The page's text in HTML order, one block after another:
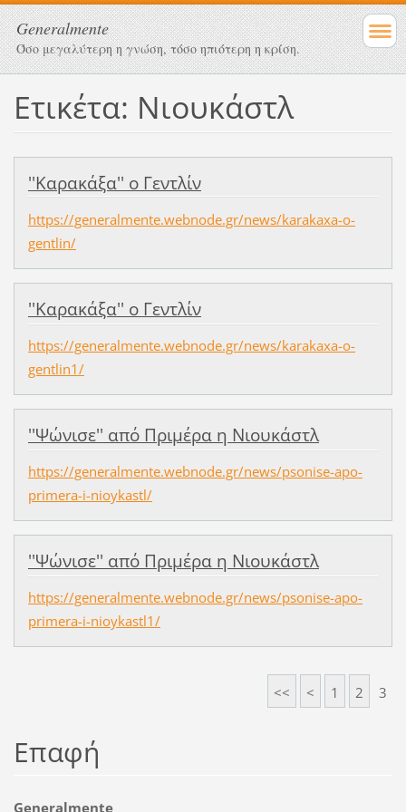
Generalmente
Όσο μεγαλύτερη η γνώση, τόσο ηπιότερη η κρίση.
Ετικέτα: Νιουκάστλ
''Καρακάξα'' ο Γεντλίν
https://generalmente.webnode.gr/news/karakaxa-o-
gentlin/
''Καρακάξα'' ο Γεντλίν
https://generalmente.webnode.gr/news/karakaxa-o-
gentlin1/
''Ψώνισε'' από Πριμέρα η Νιουκάστλ
https://generalmente.webnode.gr/news/psonise-apo-
primera-i-nioykastl/
''Ψώνισε'' από Πριμέρα η Νιουκάστλ
https://generalmente.webnode.gr/news/psonise-apo-
primera-i-nioykastl1/
<< < 1 2 3
Επαφή
Generalmente